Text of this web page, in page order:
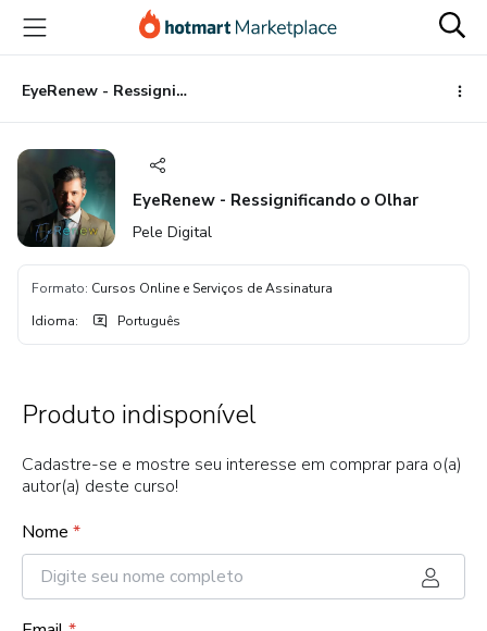
para
conteúdo
principal
para
pagamento
para
rodapé
EyeRenew - Ressignificando o Olhar
EyeRenew - Ressignificando o Olhar
Pele Digital
Formato: Cursos Online e Serviços de Assinatura
Idioma: Português
Produto indisponível
Cadastre-se e mostre seu interesse em comprar para o(a)
autor(a) deste curso!
Nome *